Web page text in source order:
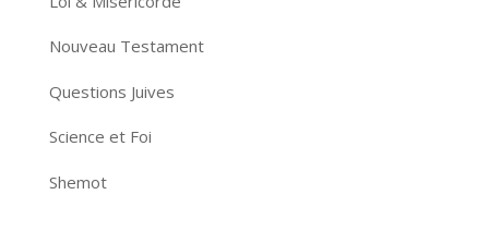
Nouveau Testament
Questions Juives
Science et Foi
Shemot